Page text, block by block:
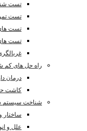
تست
تست
تست
تست های
راه حل های کم
درمان
کاشت
شناخت سیستم
علل و